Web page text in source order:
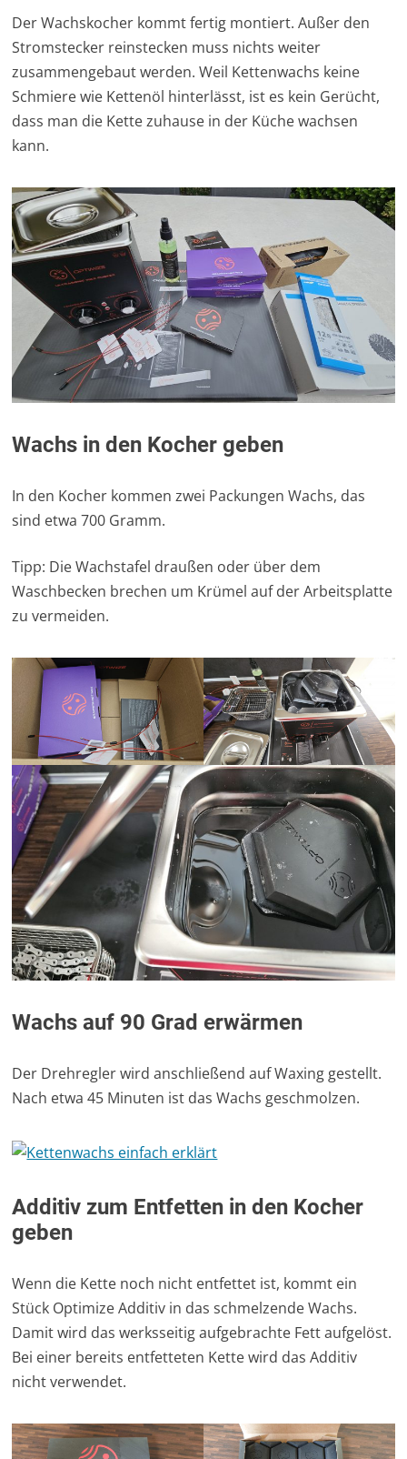
Der Wachskocher kommt fertig montiert. Außer den
Stromstecker reinstecken muss nichts weiter
zusammengebaut werden. Weil Kettenwachs keine
Schmiere wie Kettenöl hinterlässt, ist es kein Gerücht,
dass man die Kette zuhause in der Küche wachsen
kann.
Wachs in den Kocher geben
In den Kocher kommen zwei Packungen Wachs, das
sind etwa 700 Gramm.
Tipp: Die Wachstafel draußen oder über dem
Waschbecken brechen um Krümel auf der Arbeitsplatte
zu vermeiden.
Wachs auf 90 Grad erwärmen
Der Drehregler wird anschließend auf Waxing gestellt.
Nach etwa 45 Minuten ist das Wachs geschmolzen.
Additiv zum Entfetten in den Kocher
geben
Wenn die Kette noch nicht entfettet ist, kommt ein
Stück Optimize Additiv in das schmelzende Wachs.
Damit wird das werksseitig aufgebrachte Fett aufgelöst.
Bei einer bereits entfetteten Kette wird das Additiv
nicht verwendet.